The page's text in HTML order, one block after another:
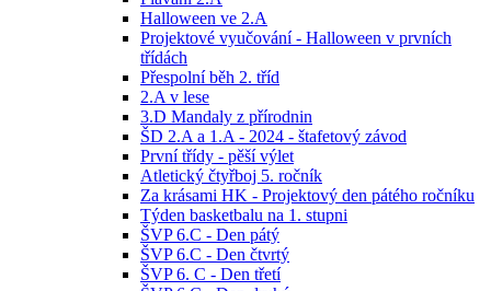
Halloween ve 2.A
Projektové vyučování - Halloween v prvních
třídách
Přespolní běh 2. tříd
2.A v lese
3.D Mandaly z přírodnin
ŠD 2.A a 1.A - 2024 - štafetový závod
První třídy - pěší výlet
Atletický čtyřboj 5. ročník
Za krásami HK - Projektový den pátého ročníku
Týden basketbalu na 1. stupni
ŠVP 6.C - Den pátý
ŠVP 6.C - Den čtvrtý
ŠVP 6. C - Den třetí